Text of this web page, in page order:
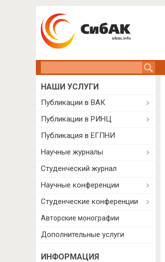
НАШИ УСЛУГИ
Публикации в ВАК
Публикации в РИНЦ
Публикация в ЕГПНИ
Научные журналы
Студенческий журнал
Научные конференции
Студенческие конференции
Авторские монографии
Дополнительные услуги
ИНФОРМАЦИЯ